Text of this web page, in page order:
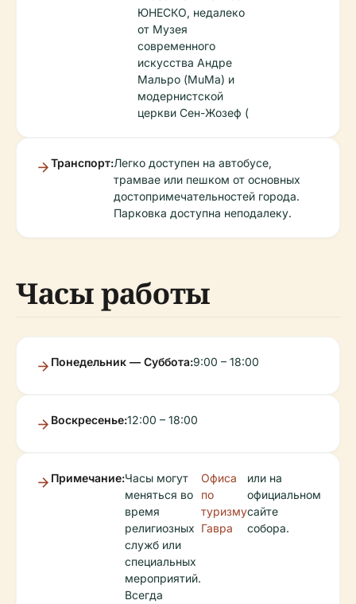
ЮНЕСКО, недалеко
от Музея
современного
искусства Андре
Мальро (MuMa) и
модернистской
церкви Сен-Жозеф (
Транспорт:Легко доступен на автобусе,
трамвае или пешком от основных
достопримечательностей города.
Парковка доступна неподалеку.
Часы работы
Понедельник — Суббота:9:00 – 18:00
Воскресенье:12:00 – 18:00
Примечание:Часы могут
меняться во
время
религиозных
служб или
специальных
мероприятий.
Всегда
Офиса
по
туризму
Гавра
или на
официальном
сайте
собора.